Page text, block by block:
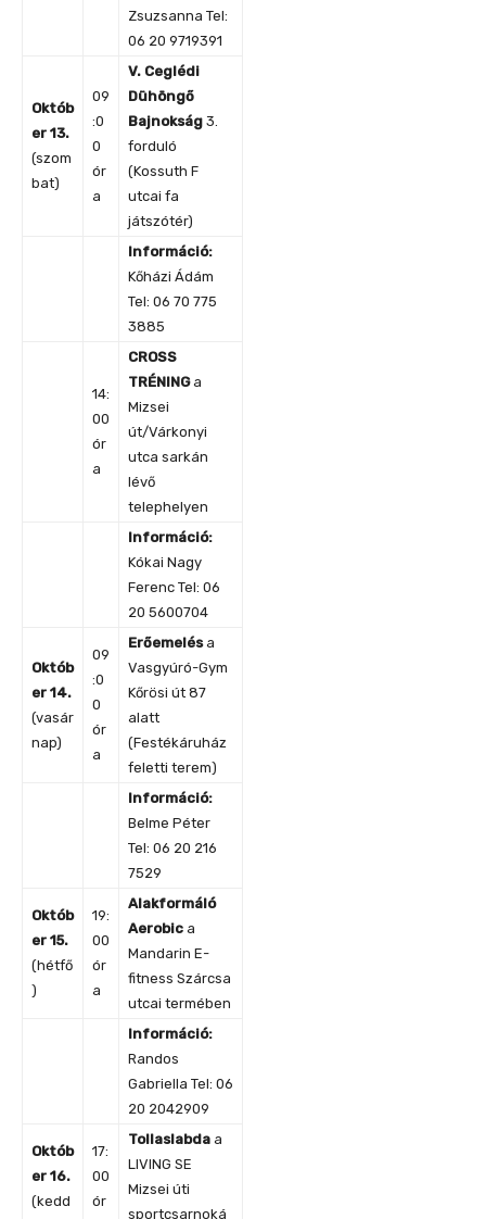
Zsuzsanna Tel:
06 20 9719391
Októb
er 13.
(szom
bat)
09
:0
0
ór
a
V. Ceglédi
Dühöngő
Bajnokság 3.
forduló
(Kossuth F
utcai fa
játszótér)
Információ:
Kőházi Ádám
Tel: 06 70 775
3885
14:
00
ór
a
CROSS
TRÉNINGa
Mizsei
út/Várkonyi
utca sarkán
lévő
telephelyen
Információ:
Kókai Nagy
Ferenc Tel: 06
20 5600704
Októb
er 14.
(vasár
nap)
09
:0
0
ór
a
Erőemelésa
Vasgyúró-Gym
Kőrösi út 87
alatt
(Festékáruház
feletti terem)
Információ:
Belme Péter
Tel: 06 20 216
7529
Októb
er 15.
(hétfő
)
19:
00
ór
a
Alakformáló
Aerobic a
Mandarin E-
fitness Szárcsa
utcai termében
Információ:
Randos
Gabriella Tel: 06
20 2042909
Októb
er 16.
(kedd
17:
00
ór
Tollaslabda a
LIVING SE
Mizsei úti
sportcsarnoká